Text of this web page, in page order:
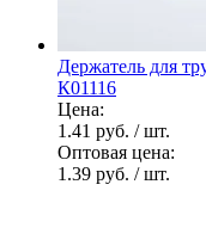
Держатель для
К01116
Цена:
1.41 руб. / шт.
Оптовая цена:
1.39 руб. / шт.